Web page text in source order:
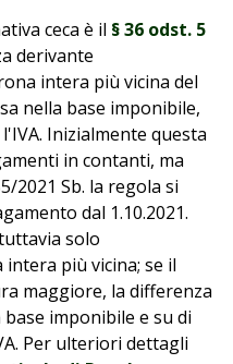
ceca è il § 36 odst. 5
derivante
intera più vicina del
nella base imponibile,
Inizialmente questa
in contanti, ma
2021 Sb. la regola si
dal 1.10.2021.
solo
più vicina; se il
maggiore, la differenza
imponibile e su di
Per ulteriori dettagli